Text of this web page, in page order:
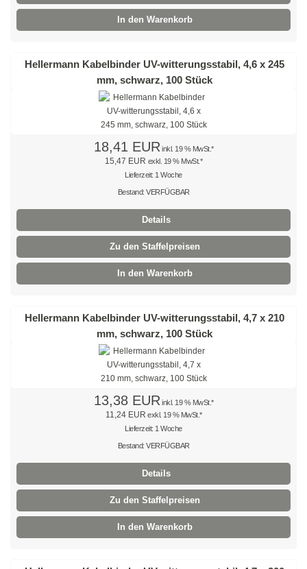
Kabelbinder außenverzahnt
Kabelbinder mit Schraubhalter
Kabelbinder aus PP-Polypropylen
Kabelbinder mit Zurrlasche
wiederlösbar mit Nummerierung
Einweg-Schneeketten
Kabelbinder aus nachhaltigen Rohstoffen
Klettkabelbinder
Klettbinder
Klettbinder mit Umlenköse
Klettbandrollen
In den Warenkorb
Hellermann Kabelbinder UV-witterungsstabil, 4,6 x 245
mm, schwarz, 100 Stück
18,41 EUR inkl. 19 % MwSt.*
15,47 EUR exkl. 19 % MwSt.*
Lieferzeit: 1 Woche
Bestand: VERFÜGBAR
Details
Zu den Staffelpreisen
In den Warenkorb
Hellermann Kabelbinder UV-witterungsstabil, 4,7 x 210
mm, schwarz, 100 Stück
13,38 EUR inkl. 19 % MwSt.*
11,24 EUR exkl. 19 % MwSt.*
Lieferzeit: 1 Woche
Bestand: VERFÜGBAR
Details
Zu den Staffelpreisen
In den Warenkorb